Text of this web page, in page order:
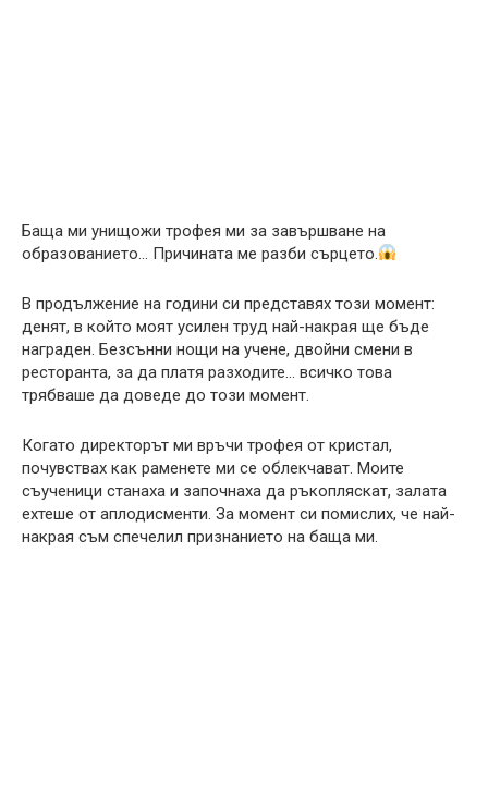
Баща ми унищожи трофея ми за завършване на
образованието… Причината ме разби сърцето.
В продължение на години си представях този момент:
денят, в който моят усилен труд най-накрая ще бъде
награден. Безсънни нощи на учене, двойни смени в
ресторанта, за да платя разходите… всичко това
трябваше да доведе до този момент.
Когато директорът ми връчи трофея от кристал,
почувствах как раменете ми се облекчават. Моите
съученици станаха и започнаха да ръкопляскат, залата
ехтеше от аплодисменти. За момент си помислих, че най-
накрая съм спечелил признанието на баща ми.